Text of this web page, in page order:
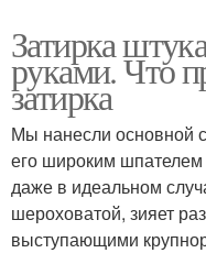
Затирка
руками. Что
затирка
Мы нанесли основной
его широким
даже в идеальном
шероховатой, зияет
выступающими